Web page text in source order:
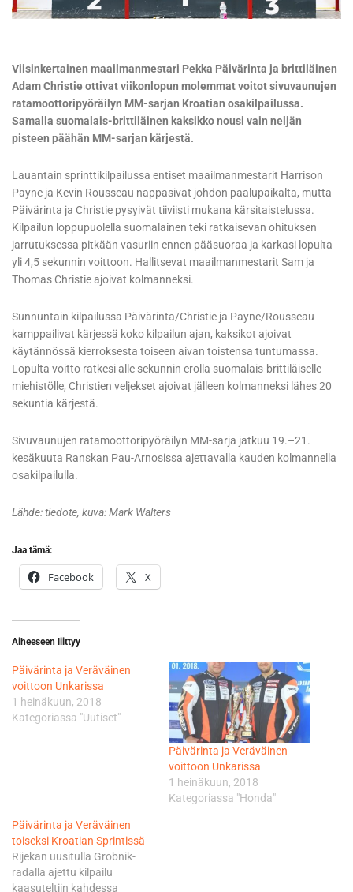
Viisinkertainen maailmanmestari Pekka Päivärinta ja brittiläinen
Adam Christie ottivat viikonlopun molemmat voitot sivuvaunujen
ratamoottoripyöräilyn MM-sarjan Kroatian osakilpailussa.
Samalla suomalais-brittiläinen kaksikko nousi vain neljän
pisteen päähän MM-sarjan kärjestä.
Lauantain sprinttikilpailussa entiset maailmanmestarit Harrison
Payne ja Kevin Rousseau nappasivat johdon paalupaikalta, mutta
Päivärinta ja Christie pysyivät tiiviisti mukana kärsitaistelussa.
Kilpailun loppupuolella suomalainen teki ratkaisevan ohituksen
jarrutuksessa pitkään vasuriin ennen pääsuoraa ja karkasi lopulta
yli 4,5 sekunnin voittoon. Hallitsevat maailmanmestarit Sam ja
Thomas Christie ajoivat kolmanneksi.
Sunnuntain kilpailussa Päivärinta/Christie ja Payne/Rousseau
kamppailivat kärjessä koko kilpailun ajan, kaksikot ajoivat
käytännössä kierroksesta toiseen aivan toistensa tuntumassa.
Lopulta voitto ratkesi alle sekunnin erolla suomalais-brittiläiselle
miehistölle, Christien veljekset ajoivat jälleen kolmanneksi lähes 20
sekuntia kärjestä.
Sivuvaunujen ratamoottoripyöräilyn MM-sarja jatkuu 19.–21.
kesäkuuta Ranskan Pau-Arnosissa ajettavalla kauden kolmannella
osakilpailulla.
Lähde: tiedote, kuva: Mark Walters
Jaa tämä:
Facebook X
Aiheeseen liittyy
Päivärinta ja Veräväinen
voittoon Unkarissa
1 heinäkuun, 2018
Kategoriassa "Uutiset"
Päivärinta ja Veräväinen
voittoon Unkarissa
1 heinäkuun, 2018
Kategoriassa "Honda"
Päivärinta ja Veräväinen
toiseksi Kroatian Sprintissä
Rijekan uusitulla Grobnik-
radalla ajettu kilpailu
kaasuteltiin kahdessa